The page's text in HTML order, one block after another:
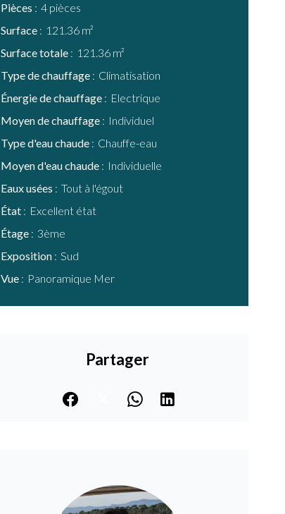
Pièces
4 pièces
Surface
121.36 m²
Surface totale
121.36 m²
Type de chauffage
Climatisation
Énergie de chauffage
Electrique
Moyen de chauffage
Individuel
Type d'eau chaude
Chauffe-eau
Moyen d'eau chaude
Individuelle
Eaux usées
Tout à l'égout
État
Excellent état
Étage
3ème
Exposition
Sud
Vue
Panoramique Mer
Partager